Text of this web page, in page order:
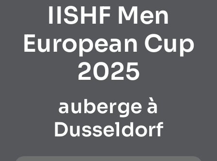
IISHF Men
European Cup
2025
auberge à
Dusseldorf